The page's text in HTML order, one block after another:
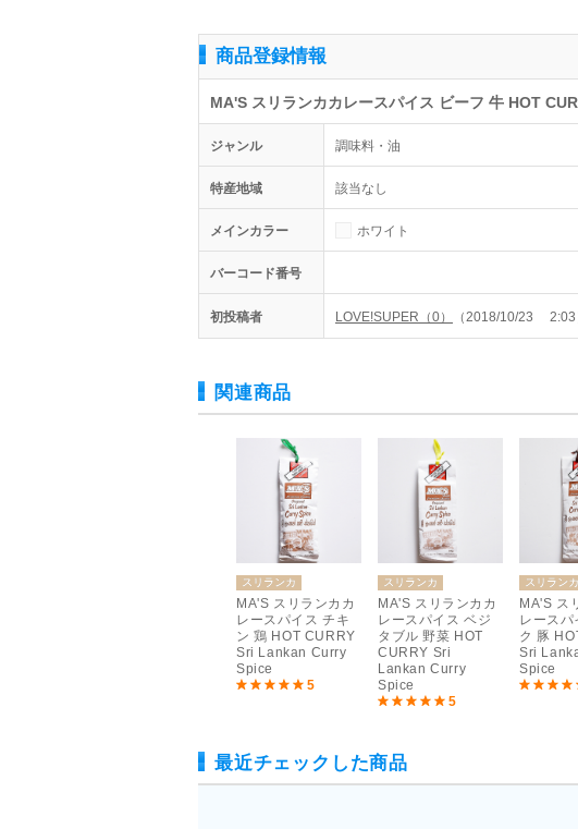
商品登録情報
MA'S スリランカカレースパイス ビーフ 牛 HOT
ジャンル 調味料・油
特産地域 該当なし
メインカラー ホワイト
バーコード番号
初投稿者 LOVE!SUPER（0） （2018/10/23 2:03
関連商品
スリランカ
MA'S スリランカカ
レースパイス チキ
ン 鶏 HOT CURRY
Sri Lankan Curry
Spice
5
スリランカ
MA'S スリランカカ
レースパイス ベジ
タブル 野菜 HOT
CURRY Sri
Lankan Curry
Spice
5
スリランカ
MA'S ス
レースパ
ク 豚
Sri
Spice
最近チェックした商品